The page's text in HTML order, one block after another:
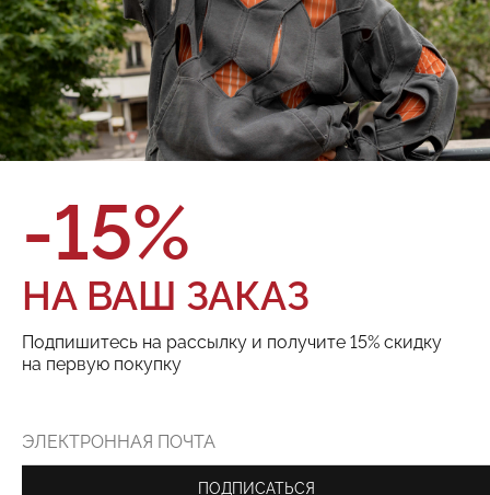
плащевой ткани, вдохновленными силуэтом классического
бомбера. Дополнен акцентной сборкой на рукавах.
Оверсайз Двубортный Застежка на пуговицы С поясом
Боковые карманы Накладной карман на молнии на рукаве
Манжеты в рубчик
Бренд: Red September
Цвет:
ТОВАРА НЕТ В НАЛИЧИИ
-15%
НА ВАШ ЗАКАЗ
Подпишитесь на рассылку и получите 15% скидку
на первую покупку
ПОДПИСАТЬСЯ